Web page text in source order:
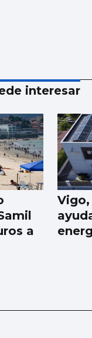
interesar
a
Vigo,